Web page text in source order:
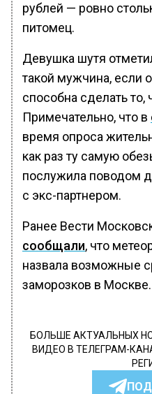
рублей — ровно
питомец.
Девушка шутя
такой мужчина, если
способна сделать то,
Примечательно, что в
время опроса
как раз ту самую
послужила поводом
с экс-партнером.
Ранее Вести
сообщали, что
назвала возможные
заморозков в Москве.
БОЛЬШЕ АКТУАЛЬНЫХ
ВИДЕО В ТЕЛЕГРАМ-